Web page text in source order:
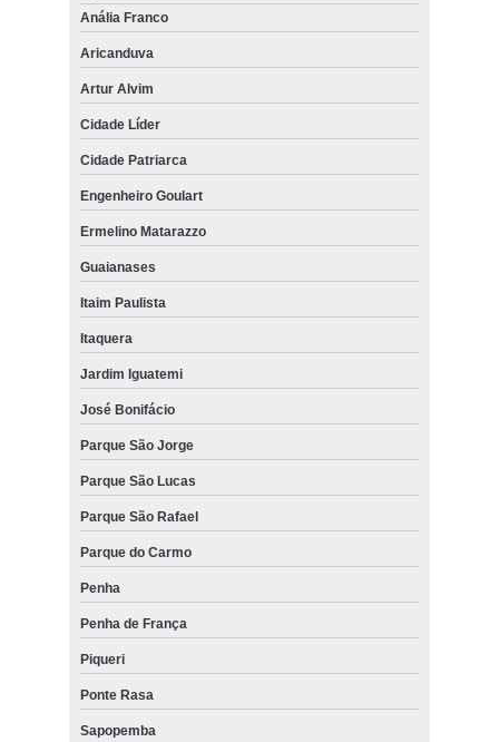
Anália Franco
Aricanduva
Artur Alvim
Cidade Líder
Cidade Patriarca
Engenheiro Goulart
Ermelino Matarazzo
Guaianases
Itaim Paulista
Itaquera
Jardim Iguatemi
José Bonifácio
Parque São Jorge
Parque São Lucas
Parque São Rafael
Parque do Carmo
Penha
Penha de França
Piqueri
Ponte Rasa
Sapopemba